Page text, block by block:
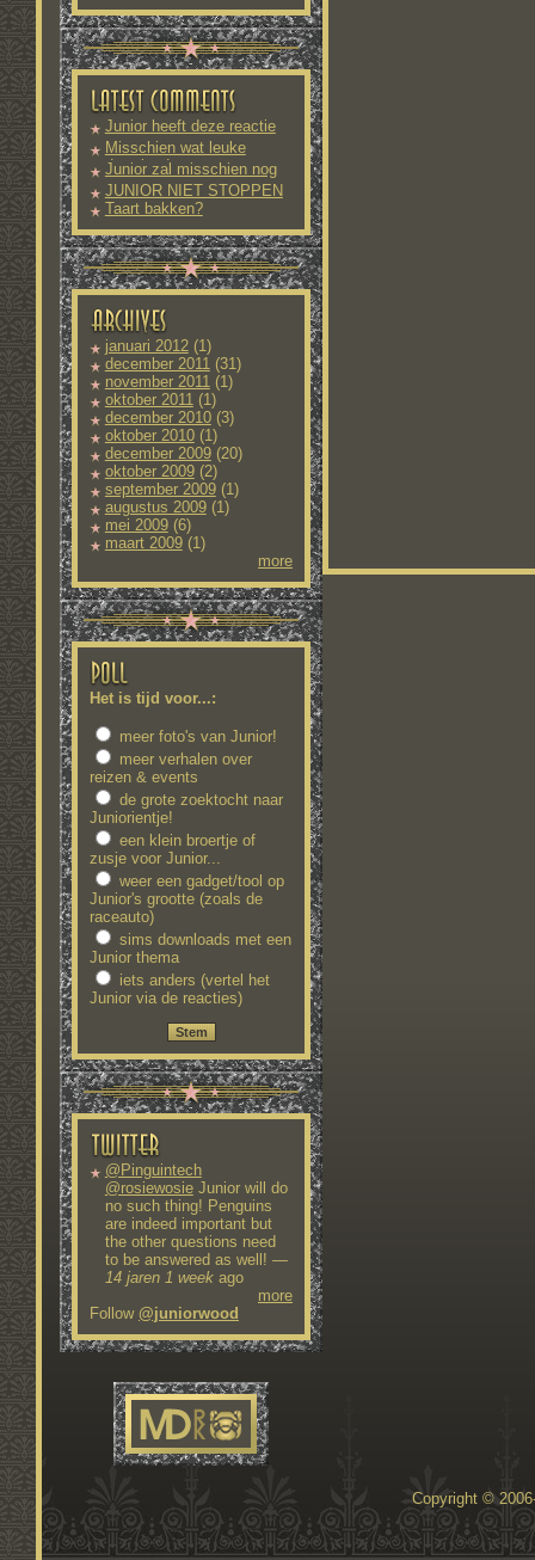
Junior heeft deze reactie
nog
Misschien wat leuke
downloads
Junior zal misschien nog
meer
JUNIOR NIET STOPPEN
Taart bakken?
januari 2012(1)
december 2011(31)
november 2011(1)
oktober 2011(1)
december 2010(3)
oktober 2010(1)
december 2009(20)
oktober 2009(2)
september 2009(1)
augustus 2009(1)
mei 2009(6)
maart 2009(1)
more
Het is tijd voor...:
meer foto's van Junior!
meer verhalen over
reizen & events
de grote zoektocht naar
Juniorientje!
een klein broertje of
zusje voor Junior...
weer een gadget/tool op
Junior's grootte (zoals de
raceauto)
sims downloads met een
Junior thema
iets anders (vertel het
Junior via de reacties)
@Pinguintech
@rosiewosieJunior will do
no such thing! Penguins
are indeed important but
the other questions need
to be answered as well! —
14 jaren 1 weekago
more
Follow @juniorwood
Copyright ©